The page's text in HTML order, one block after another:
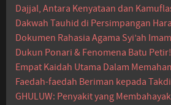
Dajjal, Antara Kenyataan dan
Dakwah Tauhid di Persimpangan
Dokumen Rahasia Agama Syi’ah
Dukun Ponari & Fenomena Batu Petir!
Empat Kaidah Utama Dalam
Faedah-faedah Beriman kepada
GHULUW: Penyakit yang